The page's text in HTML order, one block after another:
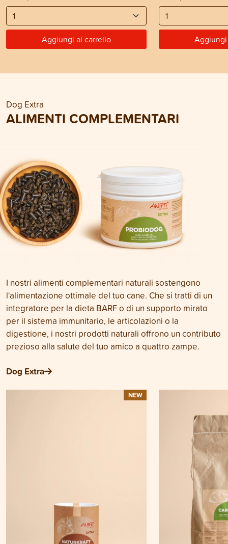
Aggiungi al carrello
Dog Extra
ALIMENTI COMPLEMENTARI
I nostri alimenti complementari naturali sostengono
l'alimentazione ottimale del tuo cane. Che si tratti di un
integratore per la dieta BARF o di un supporto mirato
per il sistema immunitario, le articolazioni o la
digestione, i nostri prodotti naturali offrono un contributo
prezioso alla salute del tuo amico a quattro zampe.
Dog Extra
NEW